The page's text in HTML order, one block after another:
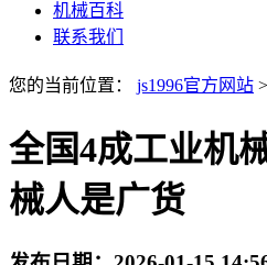
机械百科
联系我们
您的当前位置： js1996官方网站 >
全国4成工业机
械人是广货